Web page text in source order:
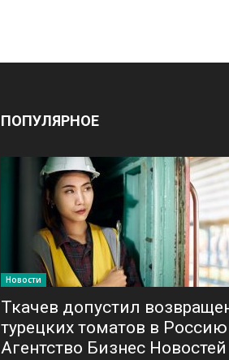
ПОПУЛЯРНОЕ
Новости
Ткачев допустил
турецких томатов в
Агентство Бизнес Новостей